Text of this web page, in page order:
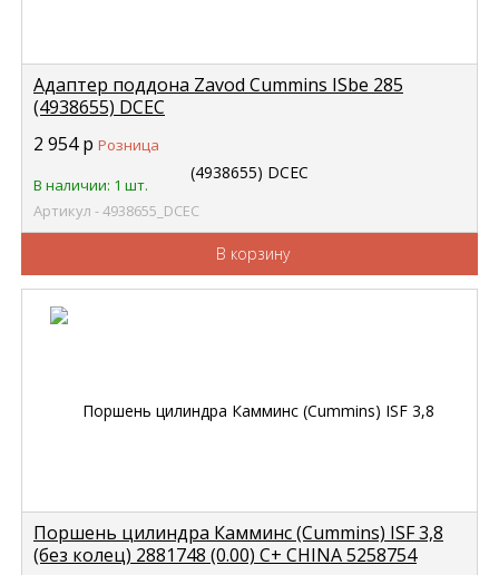
Адаптер поддона Zavod Cummins ISbe 285
(4938655) DCEC
2 954р Розница
В наличии: 1 шт.
Артикул - 4938655_DCEC
В корзину
Поршень цилиндра Камминс (Cummins) ISF 3,8
(без колец) 2881748 (0.00) C+ CHINA 5258754